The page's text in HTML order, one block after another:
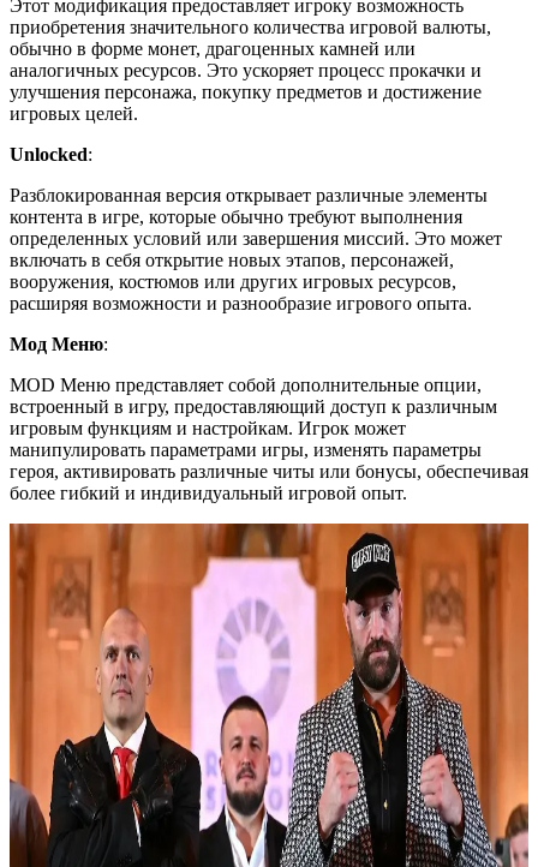
Этот модификация предоставляет игроку возможность
приобретения значительного количества игровой валюты,
обычно в форме монет, драгоценных камней или
аналогичных ресурсов. Это ускоряет процесс прокачки и
улучшения персонажа, покупку предметов и достижение
игровых целей.
Unlocked:
Разблокированная версия открывает различные элементы
контента в игре, которые обычно требуют выполнения
определенных условий или завершения миссий. Это может
включать в себя открытие новых этапов, персонажей,
вооружения, костюмов или других игровых ресурсов,
расширяя возможности и разнообразие игрового опыта.
Мод Меню:
MOD Меню представляет собой дополнительные опции,
встроенный в игру, предоставляющий доступ к различным
игровым функциям и настройкам. Игрок может
манипулировать параметрами игры, изменять параметры
героя, активировать различные читы или бонусы, обеспечивая
более гибкий и индивидуальный игровой опыт.